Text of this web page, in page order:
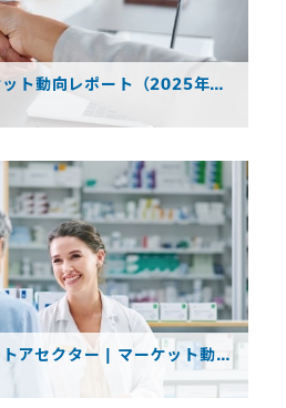
ト動向レポート（2025年度
アセクター | マーケット動向
算概要）